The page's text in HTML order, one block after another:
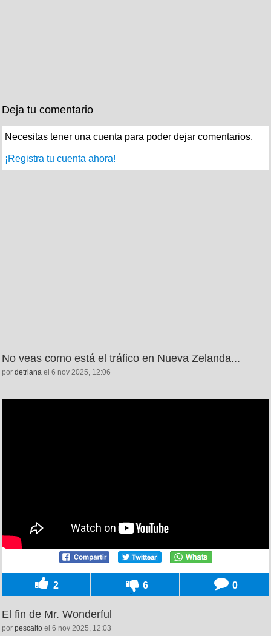
Deja tu comentario
Necesitas tener una cuenta para poder dejar comentarios.
¡Registra tu cuenta ahora!
No veas como está el tráfico en Nueva Zelanda...
por detriana el 6 nov 2025, 12:06
2 6 0
El fin de Mr. Wonderful
por pescaito el 6 nov 2025, 12:03